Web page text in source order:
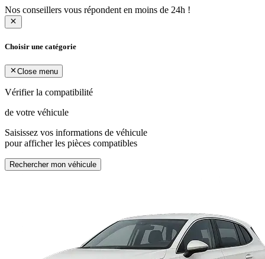
Nos conseillers vous répondent en moins de 24h !
Choisir une catégorie
Close menu
Vérifier la compatibilité
de votre véhicule
Saisissez vos informations de véhicule
pour afficher les pièces compatibles
Rechercher mon véhicule